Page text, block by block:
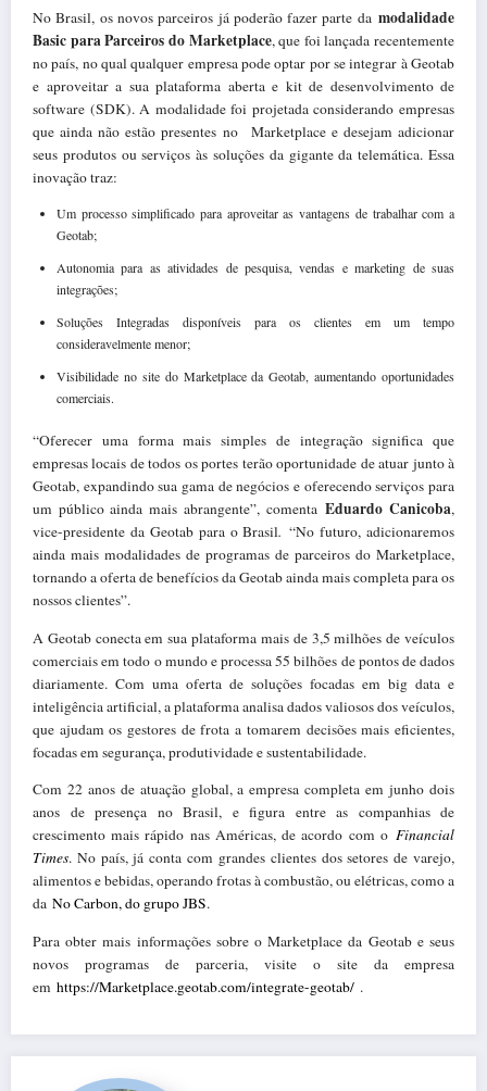
No Brasil, os novos parceiros já poderão fazer parte da modalidade
Basic para Parceiros do Marketplace, que foi lançada recentemente
no país, no qual qualquer empresa pode optar por se integrar à Geotab
e aproveitar a sua plataforma aberta e kit de desenvolvimento de
software (SDK). A modalidade foi projetada considerando empresas
que ainda não estão presentes no Marketplace e desejam adicionar
seus produtos ou serviços às soluções da gigante da telemática. Essa
inovação traz:
Um processo simplificado para aproveitar as vantagens de trabalhar com a
Geotab;
Autonomia para as atividades de pesquisa, vendas e marketing de suas
integrações;
Soluções Integradas disponíveis para os clientes em um tempo
consideravelmente menor;
Visibilidade no site do Marketplace da Geotab, aumentando oportunidades
comerciais.
“Oferecer uma forma mais simples de integração significa que
empresas locais de todos os portes terão oportunidade de atuar junto à
Geotab, expandindo sua gama de negócios e oferecendo serviços para
um público ainda mais abrangente”, comentaEduardo Canicoba,
vice-presidente da Geotab para o Brasil.“No futuro, adicionaremos
ainda mais modalidades de programas de parceiros do Marketplace,
tornando a oferta de benefícios da Geotab ainda mais completa para os
nossos clientes”.
A Geotab conecta em sua plataforma mais de 3,5 milhões de veículos
comerciais em todo o mundo e processa 55 bilhões de pontos de dados
diariamente. Com uma oferta de soluções focadas em big data e
inteligência artificial, a plataforma analisa dados valiosos dos veículos,
que ajudam os gestores de frota a tomarem decisões mais eficientes,
focadas em segurança, produtividade e sustentabilidade.
Com 22 anos de atuação global, a empresa completa em junho dois
anos de presença no Brasil, e figura entre as companhias de
crescimento mais rápido nas Américas, de acordo com o Financial
Times. No país, já conta com grandes clientes dos setores de varejo,
alimentos e bebidas, operando frotas à combustão, ou elétricas, como a
da No Carbon, do grupo JBS.
Para obter mais informações sobre o Marketplace da Geotab e seus
novos programas de parceria, visite o site da empresa
em https://Marketplace.geotab.com/integrate-geotab/ .